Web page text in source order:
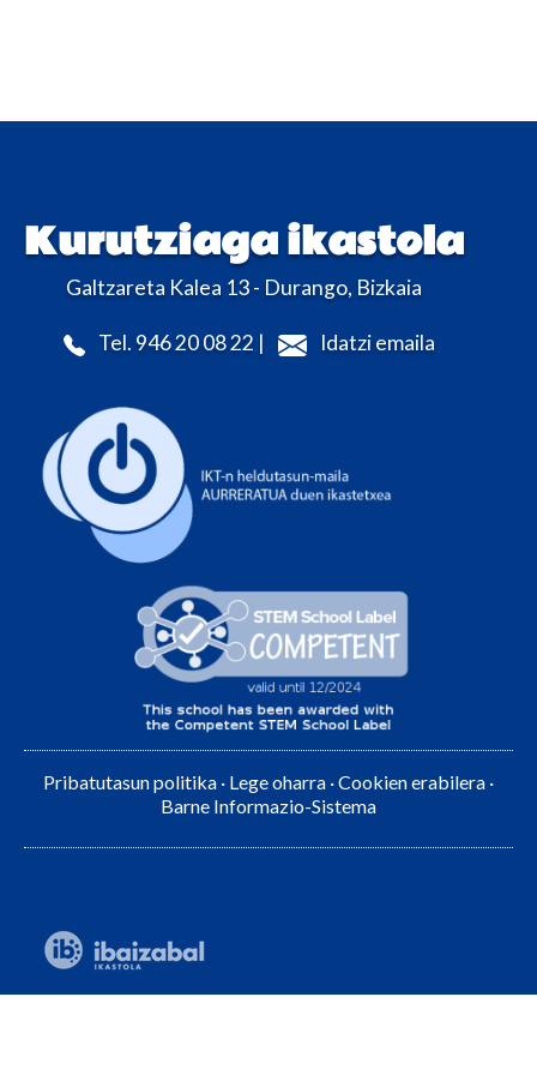
Kurutziaga ikastola
Galtzareta Kalea 13 - Durango, Bizkaia
Tel. 946 20 08 22 | Idatzi emaila
Pribatutasun politika · Lege oharra ·Cookien erabilera ·
Barne Informazio-Sistema